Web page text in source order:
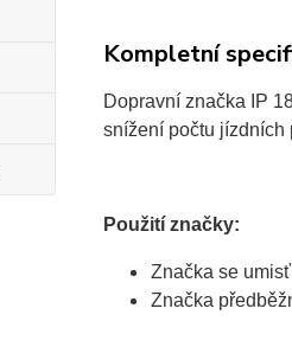
Kompletní
Dopravní značka IP
snížení počtu jízdních
Použití značky:
Značka se
Značka